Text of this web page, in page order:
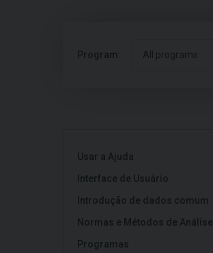
Program: All programs
Usar a Ajuda
Interface de Usuário
Introdução de dados comum
Normas e Métodos de Análise
Programas